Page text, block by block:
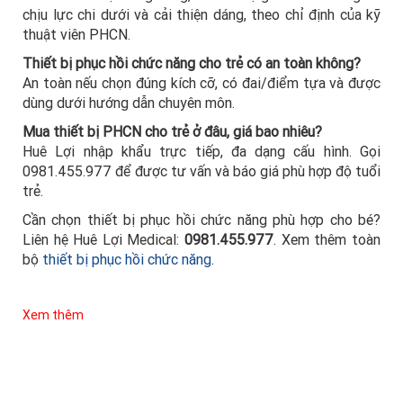
chịu lực chi dưới và cải thiện dáng, theo chỉ định của kỹ
thuật viên PHCN.
Thiết bị phục hồi chức năng cho trẻ có an toàn không?
An toàn nếu chọn đúng kích cỡ, có đai/điểm tựa và được
dùng dưới hướng dẫn chuyên môn.
Mua thiết bị PHCN cho trẻ ở đâu, giá bao nhiêu?
Huê Lợi nhập khẩu trực tiếp, đa dạng cấu hình. Gọi
0981.455.977 để được tư vấn và báo giá phù hợp độ tuổi
trẻ.
Cần chọn thiết bị phục hồi chức năng phù hợp cho bé?
Liên hệ Huê Lợi Medical: 0981.455.977. Xem thêm toàn
bộ thiết bị phục hồi chức năng.
Xem thêm